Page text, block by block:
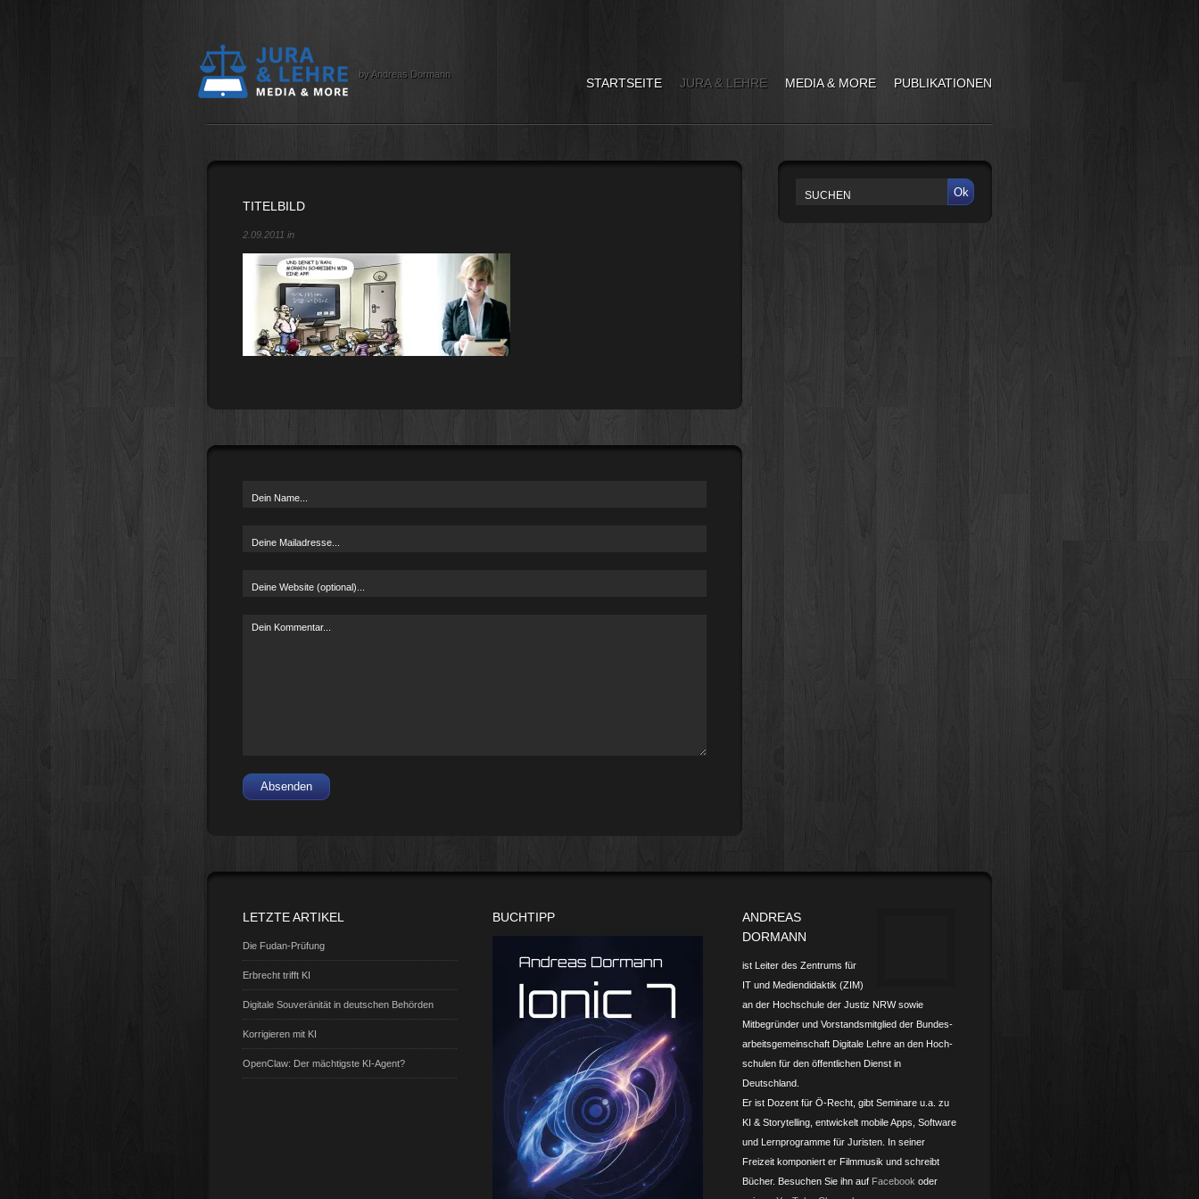
by Andreas Dormann
STARTSEITE JURA & LEHRE MEDIA & MORE PUBLIKATIONEN
TITELBILD
2.09.2011 in
Absenden
Ok
LETZTE ARTIKEL
Die Fudan-Prüfung
Erbrecht trifft KI
Digitale Souveränität in deutschen Behörden
Korrigieren mit KI
OpenClaw: Der mächtigste KI-Agent?
BUCHTIPP
ANDREAS
DORMANN
ist Leiter des Zentrums für
IT und Medien­didaktik (ZIM)
an der Hochschule der Justiz NRW sowie
Mitbegründer und Vorstands­mitglied der Bundes­­
arbeits­gemeinschaft Digitale Lehre an den Hoch­­
schulen für den öffentlichen Dienst in
Deutschland.
Er ist Dozent für Ö-Recht, gibt Seminare u.a. zu
KI & Storytelling, entwickelt mobile Apps, Software
und Lern­programme für Juristen. In seiner
Freizeit komponiert er Filmmusik und schreibt
Bücher. Besuchen Sie ihn auf Facebook oder